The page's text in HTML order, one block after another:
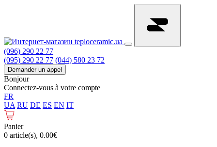
(096) 290 22 77
(095) 290 22 77 (044) 580 23 72
Demander un appel
Bonjour
Connectez-vous à votre compte
FR
UA RU DE ES EN IT
Panier
0 article(s), 0.00€